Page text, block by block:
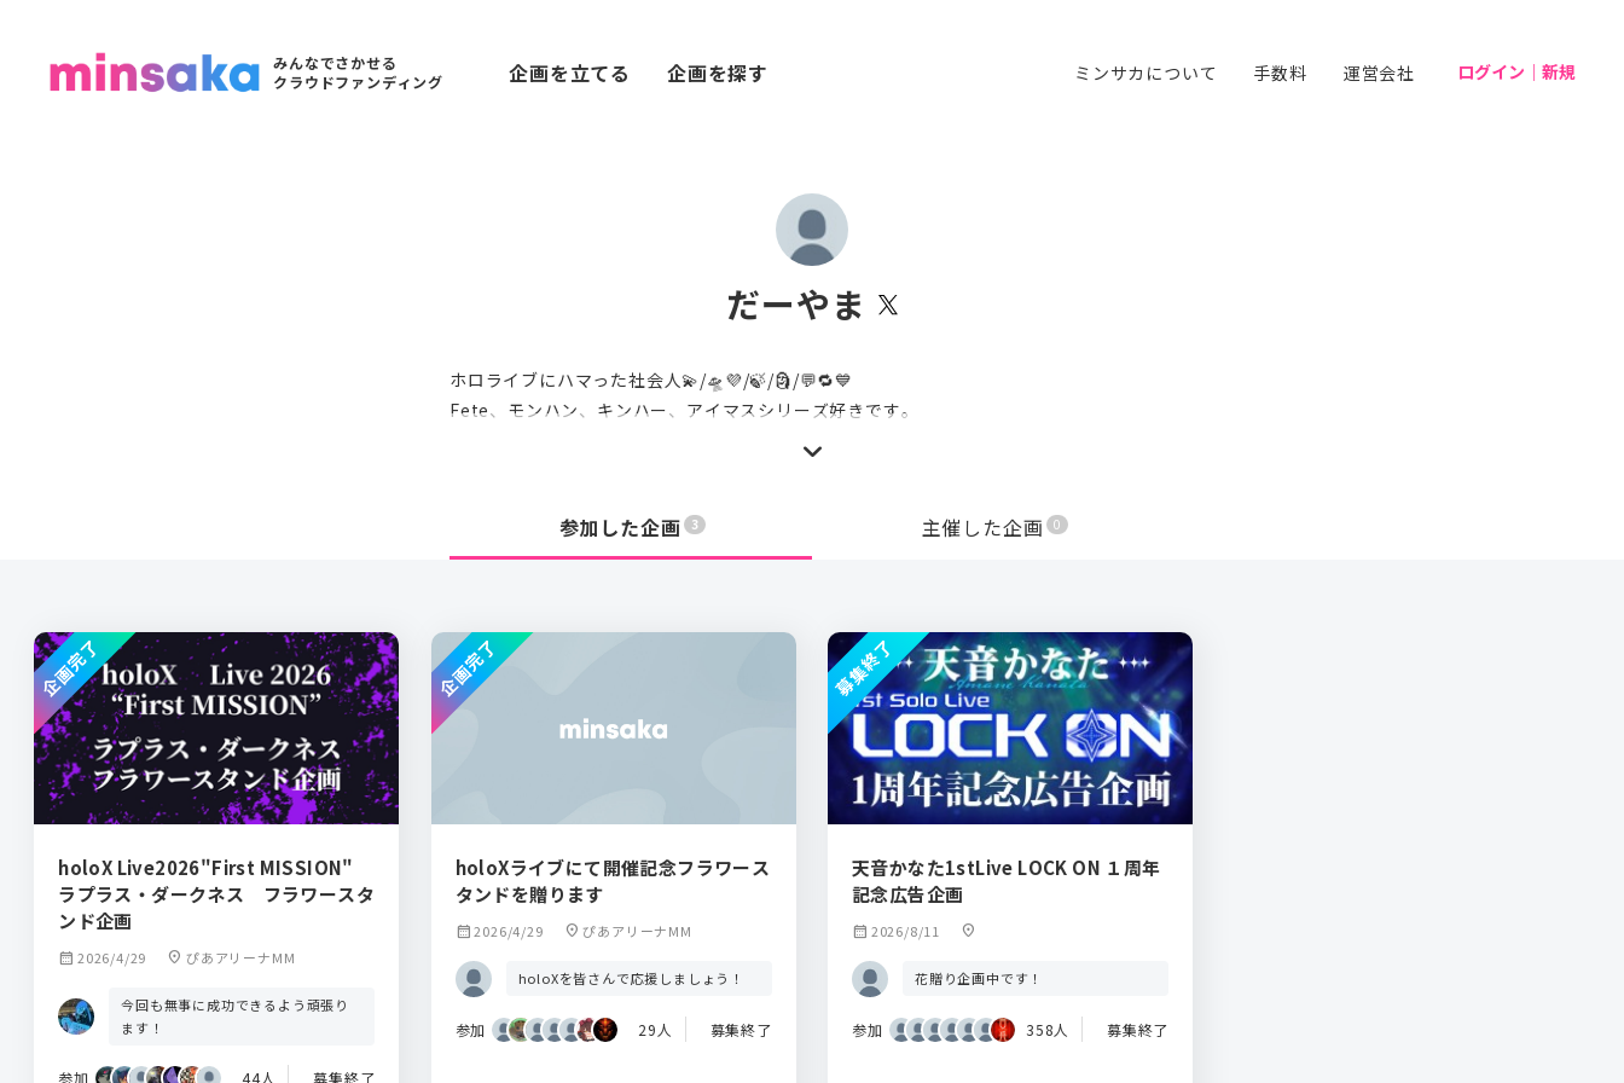
みんなでさかせる
クラウドファンディング
企画を立てる 企画を探す ミンサカについて 手数料 運営会社 ログイン｜新規
だーやま
ホロライブにハマった社会人💫/🛸💜/🍃/🗿/💬🔁💙
Fete、モンハン、キンハー、アイマスシリーズ好きです。
参加した企画 3 主催した企画 0
holoX Live2026"First MISSION"
ラプラス・ダークネス フラワースタ
ンド企画
calendar_month 2026/4/29 location_on ぴあアリーナMM
今回も無事に成功できるよう頑張り
ます！
参加 44人 募集終了
企画完了
holoXライブにて開催記念フラワース
タンドを贈ります
calendar_month2026/4/29 location_on ぴあアリーナMM
holoXを皆さんで応援しましょう！
参加 29人 募集終了
企画完了
天音かなた1stLive LOCK ON １周年
記念広告企画
calendar_month 2026/8/11 location_on
花贈り企画中です！
参加 358人 募集終了
募集終了